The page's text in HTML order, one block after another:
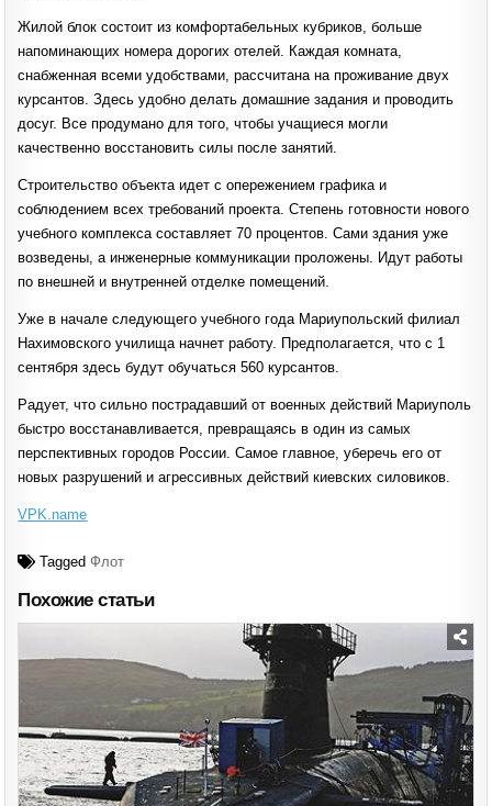
Жилой блок состоит из комфортабельных кубриков, больше
напоминающих номера дорогих отелей. Каждая комната,
снабженная всеми удобствами, рассчитана на проживание двух
курсантов. Здесь удобно делать домашние задания и проводить
досуг. Все продумано для того, чтобы учащиеся могли
качественно восстановить силы после занятий.
Строительство объекта идет с опережением графика и
соблюдением всех требований проекта. Степень готовности нового
учебного комплекса составляет 70 процентов. Сами здания уже
возведены, а инженерные коммуникации проложены. Идут работы
по внешней и внутренней отделке помещений.
Уже в начале следующего учебного года Мариупольский филиал
Нахимовского училища начнет работу. Предполагается, что с 1
сентября здесь будут обучаться 560 курсантов.
Радует, что сильно пострадавший от военных действий Мариуполь
быстро восстанавливается, превращаясь в один из самых
перспективных городов России. Самое главное, уберечь его от
новых разрушений и агрессивных действий киевских силовиков.
VPK.name
TaggedФлот
Похожие статьи
Posted
in